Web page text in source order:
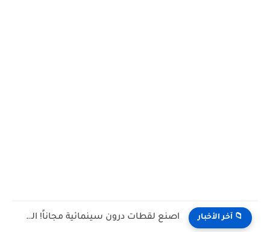
📁 آخر الأخبار اصنع لقطات درون سينمائية مجاناً! الشرح الشامل لـ...